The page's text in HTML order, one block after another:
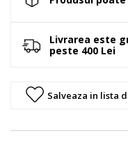
Livrarea este
peste 400 Lei
Salveaza in lista